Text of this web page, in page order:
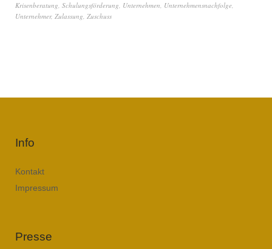
Krisenberatung, Schulungsförderung, Unternehmen, Unternehmensnachfolge,
Unternehmer, Zulassung, Zuschuss
Info
Kontakt
Impressum
Presse